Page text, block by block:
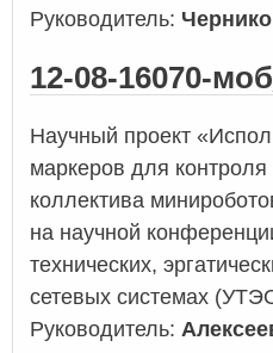
Руководитель:
12-08-16070-
Научный проект
маркеров для контроля
коллектива
на научной
технических,
сетевых системах
Руководитель: